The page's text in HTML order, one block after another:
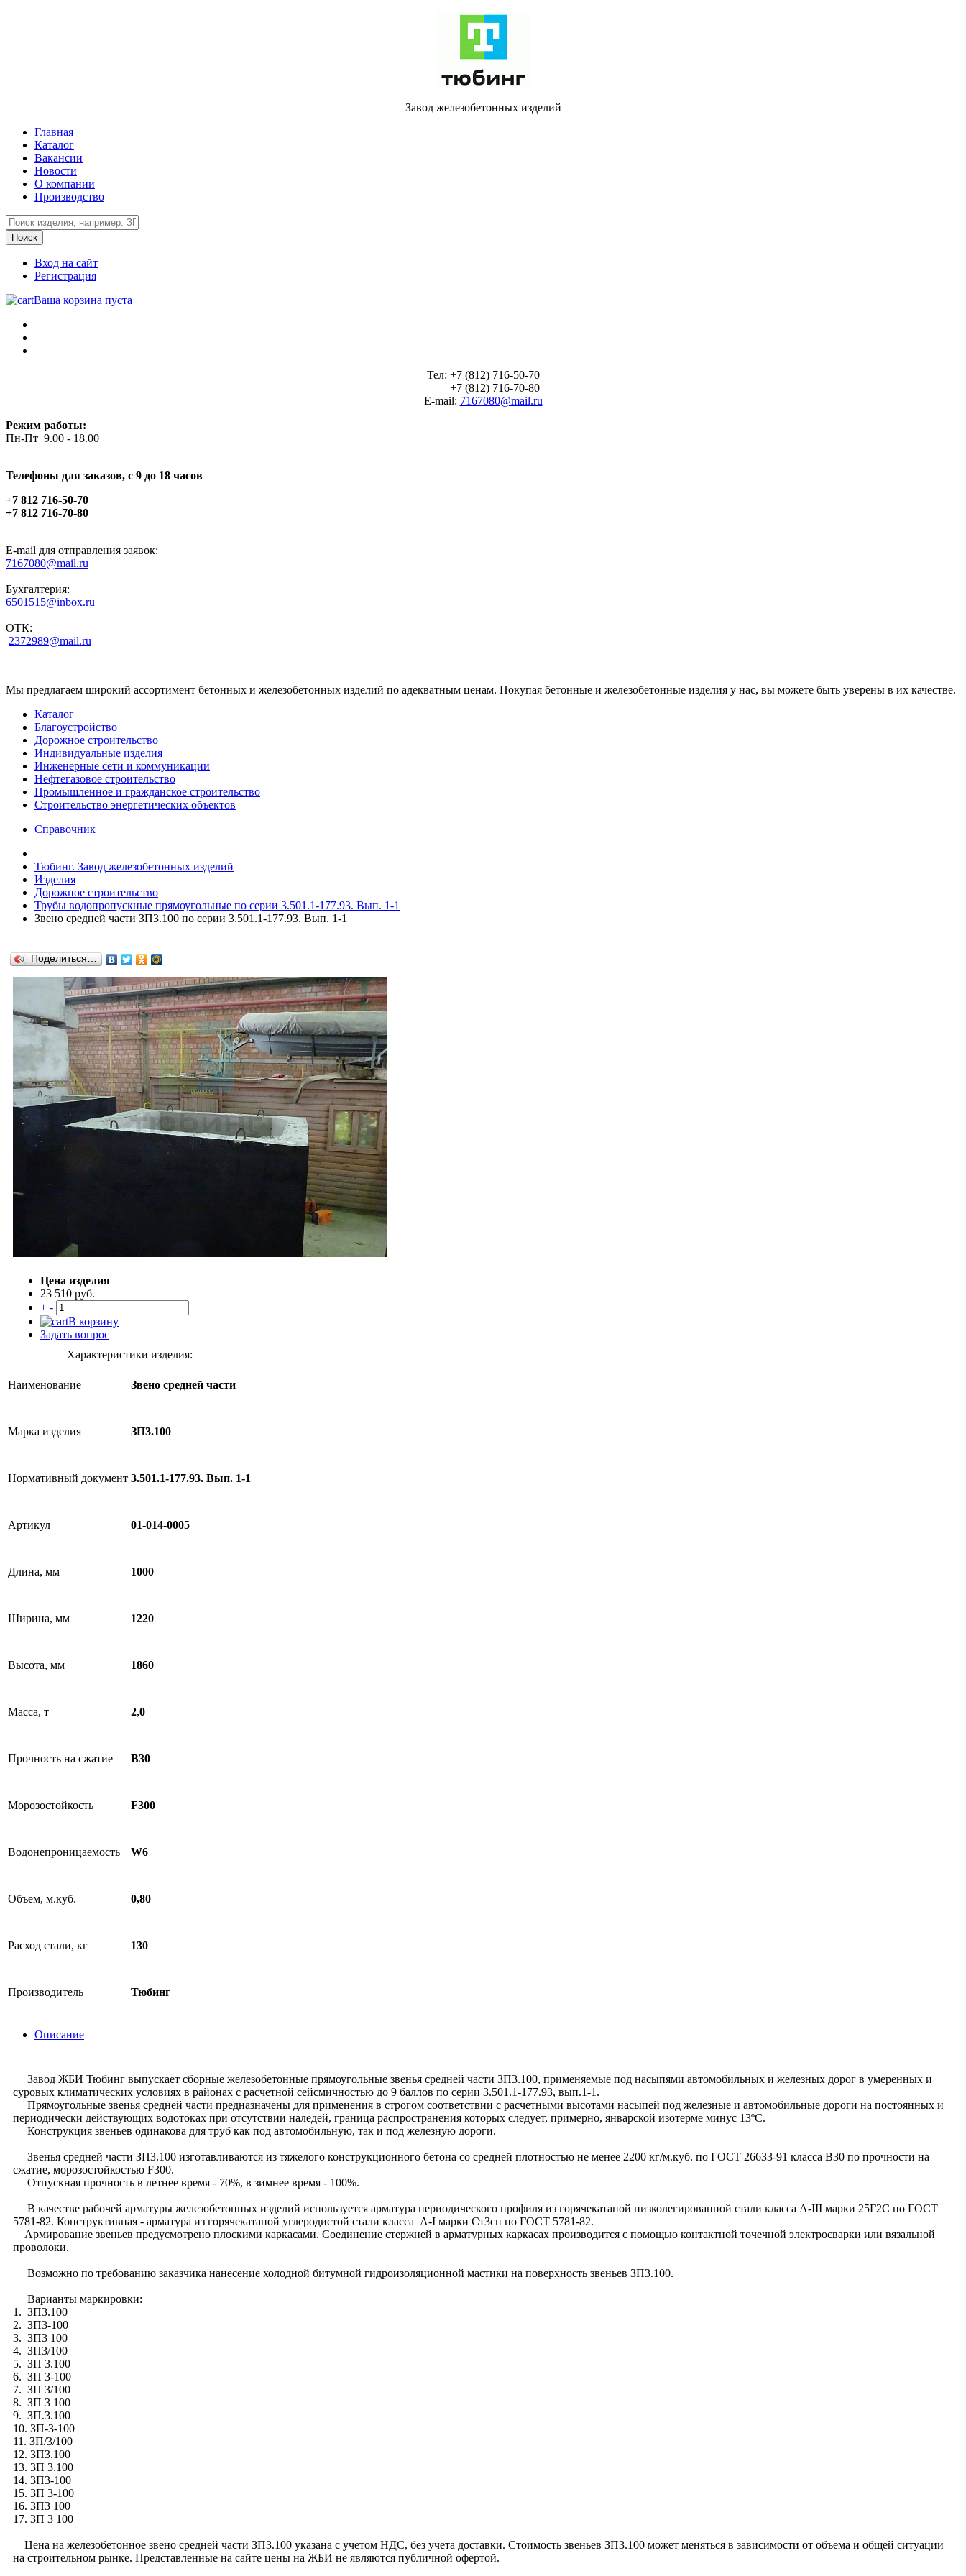
Завод железобетонных изделий
Главная
Каталог
Вакансии
Новости
О компании
Производство
Вход на сайт
Регистрация
Ваша корзина пуста
Тел: +7 (812) 716-50-70
+7 (812) 716-70-80
E-mail: 7167080@mail.ru
Режим работы:
Пн-Пт 9.00 - 18.00
Телефоны для заказов, c 9 до 18 часов
+7 812 716-50-70
+7 812 716-70-80
E-mail для отправления заявок:
7167080@mail.ru
Бухгалтерия:
6501515@inbox.ru
ОТК:
2372989@mail.ru
Мы предлагаем широкий ассортимент бетонных и железобетонных изделий по адекватным ценам. Покупая бетонные и железобетонные изделия у нас, вы можете быть уверены в их качестве.
Каталог
Благоустройство
Дорожное строительство
Индивидуальные изделия
Инженерные сети и коммуникации
Нефтегазовое строительство
Промышленное и гражданское строительство
Строительство энергетических объектов
Справочник
Тюбинг. Завод железобетонных изделий
Изделия
Дорожное строительство
Трубы водопропускные прямоугольные по серии 3.501.1-177.93. Вып. 1-1
Звено средней части ЗП3.100 по серии 3.501.1-177.93. Вып. 1-1
Поделиться…
Цена изделия
23 510 руб.
+ -
В корзину
Задать вопрос
Характеристики изделия:
Наименование Звено средней части
Марка изделия ЗП3.100
Нормативный документ 3.501.1-177.93. Вып. 1-1
Артикул 01-014-0005
Длина, мм 1000
Ширина, мм 1220
Высота, мм 1860
Масса, т 2,0
Прочность на сжатие B30
Морозостойкость F300
Водонепроницаемость W6
Объем, м.куб. 0,80
Расход стали, кг 130
Производитель Тюбинг
Описание
Завод ЖБИ Тюбинг выпускает сборные железобетонные прямоугольные звенья средней части ЗП3.100, применяемые под насыпями автомобильных и железных дорог в умеренных и
суровых климатических условиях в районах с расчетной сейсмичностью до 9 баллов по серии 3.501.1-177.93, вып.1-1.
Прямоугольные звенья средней части предназначены для применения в строгом соответствии с расчетными высотами насыпей под железные и автомобильные дороги на постоянных и
периодически действующих водотоках при отсутствии наледей, граница распространения которых следует, примерно, январской изотерме минус 13ºС.
Конструкция звеньев одинакова для труб как под автомобильную, так и под железную дороги.
Звенья средней части ЗП3.100 изготавливаются из тяжелого конструкционного бетона со средней плотностью не менее 2200 кг/м.куб. по ГОСТ 26633-91 класса В30 по прочности на
сжатие, морозостойкостью F300.
Отпускная прочность в летнее время - 70%, в зимнее время - 100%.
В качестве рабочей арматуры железобетонных изделий используется арматура периодического профиля из горячекатаной низколегированной стали класса A-III марки 25Г2С по ГОСТ
5781-82. Конструктивная - арматура из горячекатаной углеродистой стали класса A-I марки Ст3сп по ГОСТ 5781-82.
Армирование звеньев предусмотрено плоскими каркасами. Соединение стержней в арматурных каркасах производится с помощью контактной точечной электросварки или вязальной
проволоки.
Возможно по требованию заказчика нанесение холодной битумной гидроизоляционной мастики на поверхность звеньев ЗП3.100.
Варианты маркировки:
1. ЗП3.100
2. ЗП3-100
3. ЗП3 100
4. ЗП3/100
5. ЗП 3.100
6. ЗП 3-100
7. ЗП 3/100
8. ЗП 3 100
9. ЗП.3.100
10. ЗП-3-100
11. ЗП/3/100
12. 3П3.100
13. 3П 3.100
14. 3П3-100
15. 3П 3-100
16. 3П3 100
17. 3П 3 100
Цена на железобетонное звено средней части ЗП3.100 указана с учетом НДС, без учета доставки. Стоимость звеньев ЗП3.100 может меняться в зависимости от объема и общей ситуации
на строительном рынке. Представленные на сайте цены на ЖБИ не являются публичной офертой.